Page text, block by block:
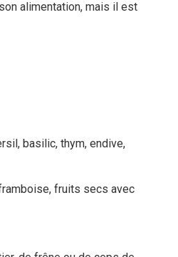
alimentation, mais il est
basilic, thym, endive,
fruits secs avec